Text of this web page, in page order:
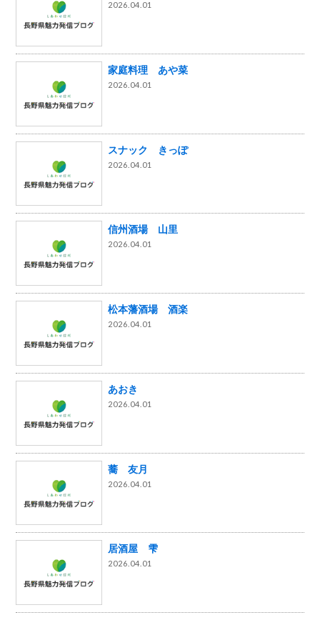
2026.04.01
家庭料理 あや菜
2026.04.01
スナック きっぽ
2026.04.01
信州酒場 山里
2026.04.01
松本藩酒場 酒楽
2026.04.01
あおき
2026.04.01
蕎 友月
2026.04.01
居酒屋 雫
2026.04.01